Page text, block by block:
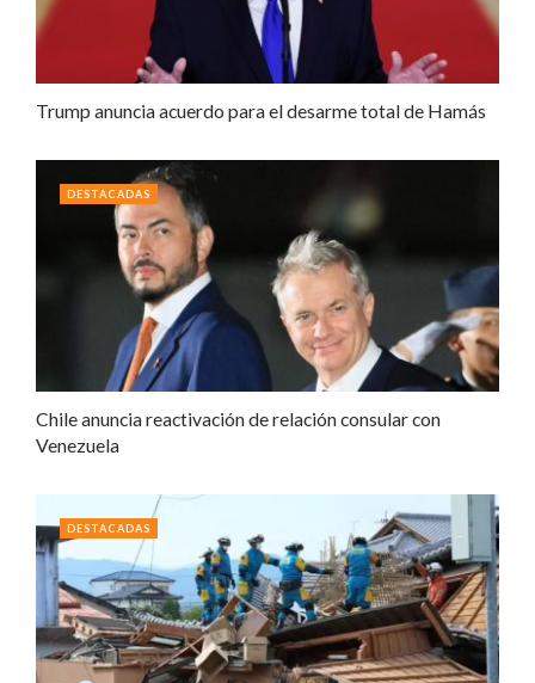
Trump anuncia acuerdo para el desarme total de Hamás
Chile anuncia reactivación de relación consular con
Venezuela
DESTACADAS
DESTACADAS